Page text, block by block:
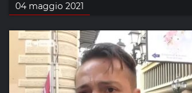
04 maggio 2021